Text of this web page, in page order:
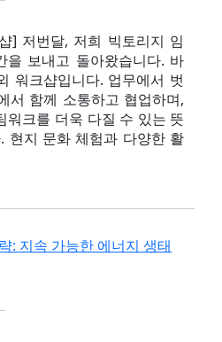
] 저번달, 저희 빅토리지 임
을 보내고 돌아왔습니다. 바
워크샵입니다. 업무에서 벗
서 함께 소통하고 협업하며,
워크를 더욱 다질 수 있는 뜻
현지 문화 체험과 다양한 활
: 지속 가능한 에너지 생태